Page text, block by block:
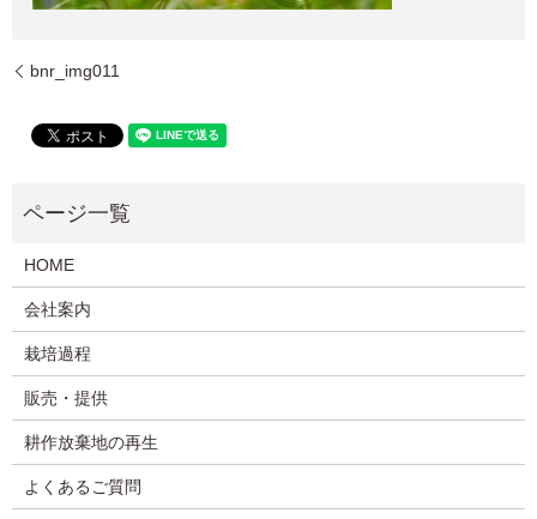
bnr_img011
HOME
会社案内
栽培過程
販売・提供
耕作放棄地の再生
よくあるご質問